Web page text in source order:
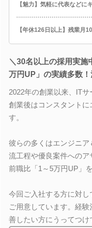
【魅力】気軽に代表などに
【年休126日以上】残業月
＼30名以上の採用実
万円UP」の実績多数
2022年の創業以来、ITサ
創業後はコンスタント
す。
彼らの多くはエンジニ
流工程や優良案件への
前職比「1～5万円UP」
今回ご入社する方に対
ご用意しています。経
善したい方にうってつけ